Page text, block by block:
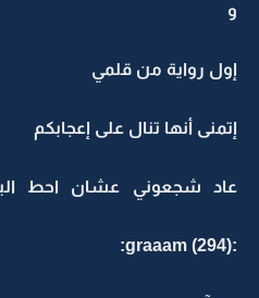
و
إول رواية من قلمي
إتمنى أنها تنال على إعجابكم
عاد شجعوني عشان احط
:graaam (294):